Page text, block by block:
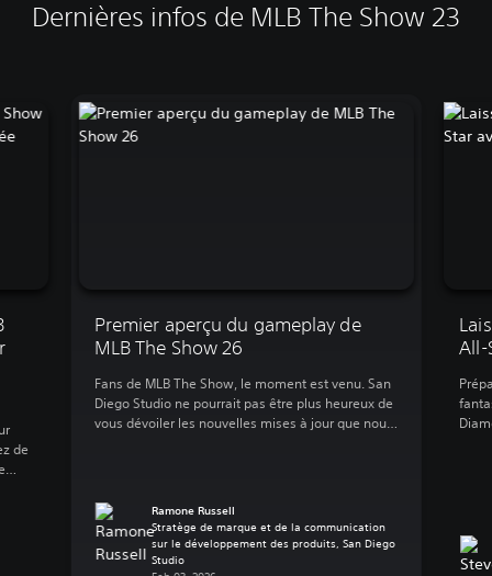
Dernières infos de MLB The Show 23
Premier aperçu du gameplay de
MLB The Show 26
Fans de MLB The Show, le moment est venu. San
Diego Studio ne pourrait pas être plus heureux de
vous dévoiler les nouvelles mises à jour que nous
plus d’action sur le terrain et en […]
Ramone Russell
Stratège de marque et de la communication
sur le développement des produits, San Diego
Studio
All-
de